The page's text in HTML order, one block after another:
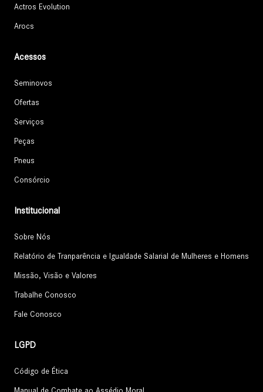
Actros Evolution
Arocs
Acessos
Seminovos
Ofertas
Serviços
Peças
Pneus
Consórcio
Institucional
Sobre Nós
Relatório de Tranparência e Igualdade Salarial de Mulheres e Homens
Missão, Visão e Valores
Trabalhe Conosco
Fale Conosco
LGPD
Código de Ética